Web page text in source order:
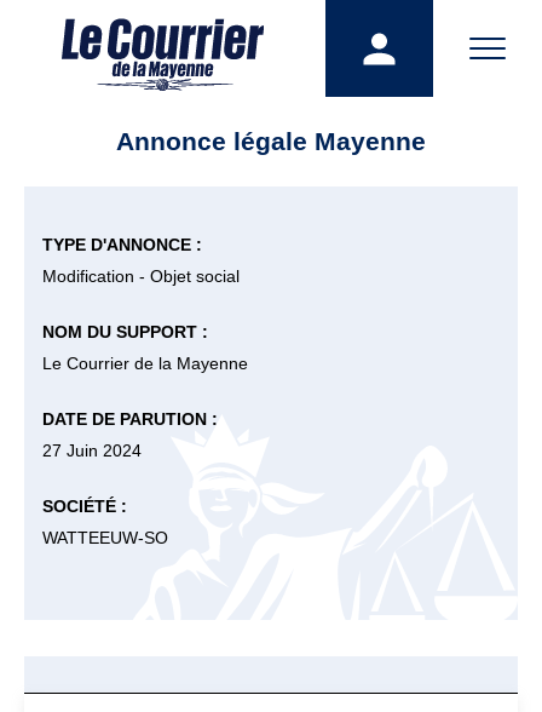
Annonce légale Mayenne
TYPE D'ANNONCE :
Modification - Objet social
NOM DU SUPPORT :
Le Courrier de la Mayenne
DATE DE PARUTION :
27 Juin 2024
SOCIÉTÉ :
WATTEEUW-SO